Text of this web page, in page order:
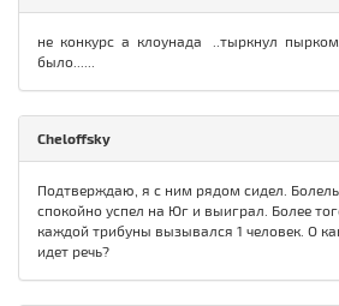
не конкурс а клоунада ..тыркнул
было......
Cheloffsky
Подтверждаю, я с ним рядом сидел.
спокойно успел на Юг и выиграл. Более
каждой трибуны вызывался 1 человек. О
идет речь?